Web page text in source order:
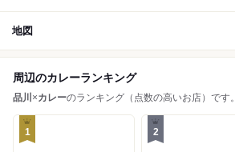
地図
周辺のカレーランキング
品川 ×カレーのランキング（点数の高いお店）です。
1 2